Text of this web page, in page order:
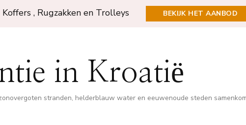
Koffers , Rugzakken en Trolleys BEKIJK HET AANBOD
in Kroatië
stranden, helderblauw water en eeuwenoude steden